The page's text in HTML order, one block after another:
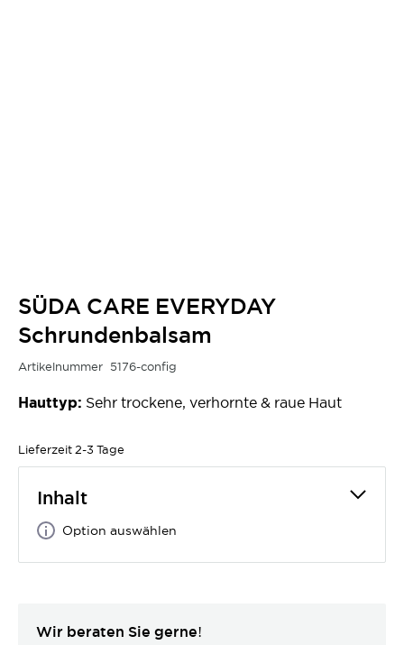
SÜDA CARE EVERYDAY
Schrundenbalsam
Artikelnummer 5176-config
Hauttyp: Sehr trockene, verhornte & raue Haut
Lieferzeit 2-3 Tage
Inhalt
Option auswählen
Wir beraten Sie gerne!